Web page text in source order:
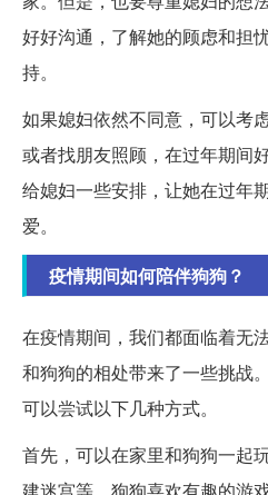
好好沟通，了解她的顾虑和担
持。
如果媳妇依然不同意，可以考
或者找朋友照顾，在过年期间
给媳妇一些安排，让她在过年
爱。
疫情期间如何陪伴狗狗？
在疫情期间，我们都面临着无
和狗狗的相处带来了一些挑战
可以尝试以下几种方式。
首先，可以在家里和狗狗一起
建迷宫等。狗狗喜欢有趣的游